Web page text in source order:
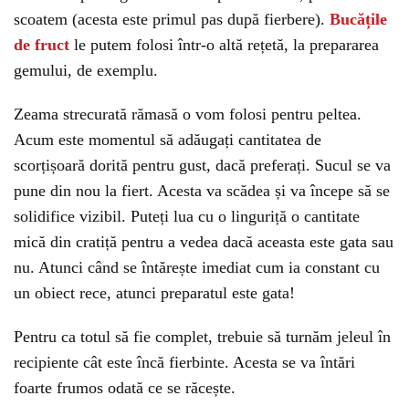
scoatem (acesta este primul pas după fierbere). Bucățile
de fruct le putem folosi într-o altă rețetă, la prepararea
gemului, de exemplu.
Zeama strecurată rămasă o vom folosi pentru peltea.
Acum este momentul să adăugați cantitatea de
scorțișoară dorită pentru gust, dacă preferați. Sucul se va
pune din nou la fiert. Acesta va scădea și va începe să se
solidifice vizibil. Puteți lua cu o linguriță o cantitate
mică din cratiță pentru a vedea dacă aceasta este gata sau
nu. Atunci când se întărește imediat cum ia constant cu
un obiect rece, atunci preparatul este gata!
Pentru ca totul să fie complet, trebuie să turnăm jeleul în
recipiente cât este încă fierbinte. Acesta se va întări
foarte frumos odată ce se răcește.